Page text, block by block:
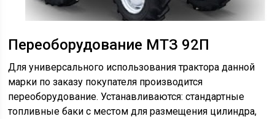
Переоборудование МТЗ 92П
Для универсального использования трактора данной
марки по заказу покупателя производится
переоборудование. Устанавливаются: стандартные
топливные баки с местом для размещения цилиндра,